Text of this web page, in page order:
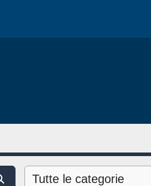
Tutte le categorie